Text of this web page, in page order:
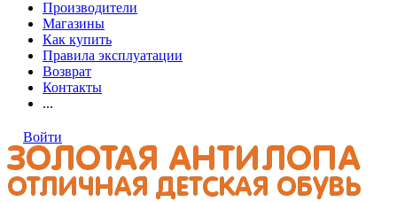
Производители
Магазины
Как купить
Правила эксплуатации
Возврат
Контакты
...
Войти